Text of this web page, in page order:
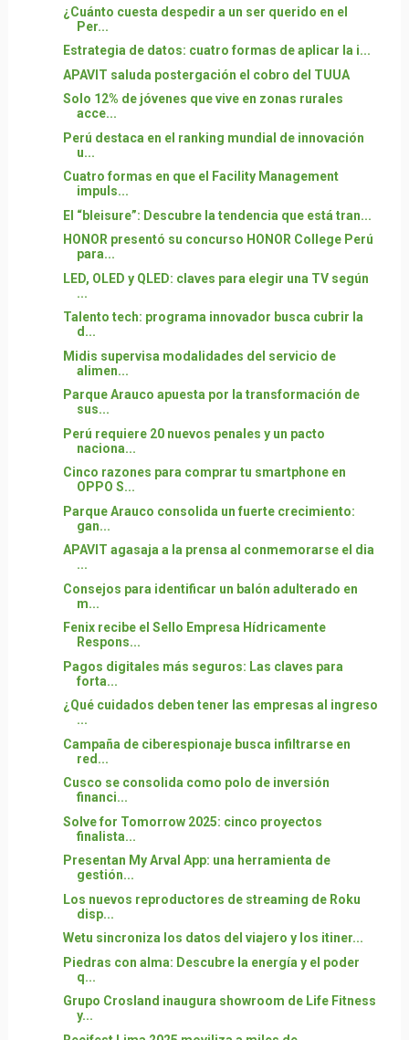
¿Cuánto cuesta despedir a un ser querido en el
Per...
Estrategia de datos: cuatro formas de aplicar la i...
APAVIT saluda postergación el cobro del TUUA
Solo 12% de jóvenes que vive en zonas rurales
acce...
Perú destaca en el ranking mundial de innovación
u...
Cuatro formas en que el Facility Management
impuls...
El “bleisure”: Descubre la tendencia que está tran...
HONOR presentó su concurso HONOR College Perú
para...
LED, OLED y QLED: claves para elegir una TV según
...
Talento tech: programa innovador busca cubrir la
d...
Midis supervisa modalidades del servicio de
alimen...
Parque Arauco apuesta por la transformación de
sus...
Perú requiere 20 nuevos penales y un pacto
naciona...
Cinco razones para comprar tu smartphone en
OPPO S...
Parque Arauco consolida un fuerte crecimiento:
gan...
APAVIT agasaja a la prensa al conmemorarse el dia
...
Consejos para identificar un balón adulterado en
m...
Fenix recibe el Sello Empresa Hídricamente
Respons...
Pagos digitales más seguros: Las claves para
forta...
¿Qué cuidados deben tener las empresas al ingreso
...
Campaña de ciberespionaje busca infiltrarse en
red...
Cusco se consolida como polo de inversión
financi...
Solve for Tomorrow 2025: cinco proyectos
finalista...
Presentan My Arval App: una herramienta de
gestión...
Los nuevos reproductores de streaming de Roku
disp...
Wetu sincroniza los datos del viajero y los itiner...
Piedras con alma: Descubre la energía y el poder
q...
Grupo Crosland inaugura showroom de Life Fitness
y...